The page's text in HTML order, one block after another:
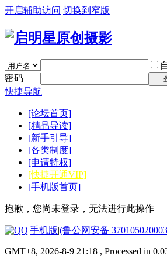
开启辅助访问 切换到窄版
密码
快捷导航
[论坛首页]
[精品导读]
[新手引导]
[各类制度]
[申请特权]
[快捷开通VIP]
[手机版首页]
抱歉，您尚未登录，无法进行此操作
|手机版|(鲁公网安备
GMT+8, 2026-8-9 21:18 , Processed in